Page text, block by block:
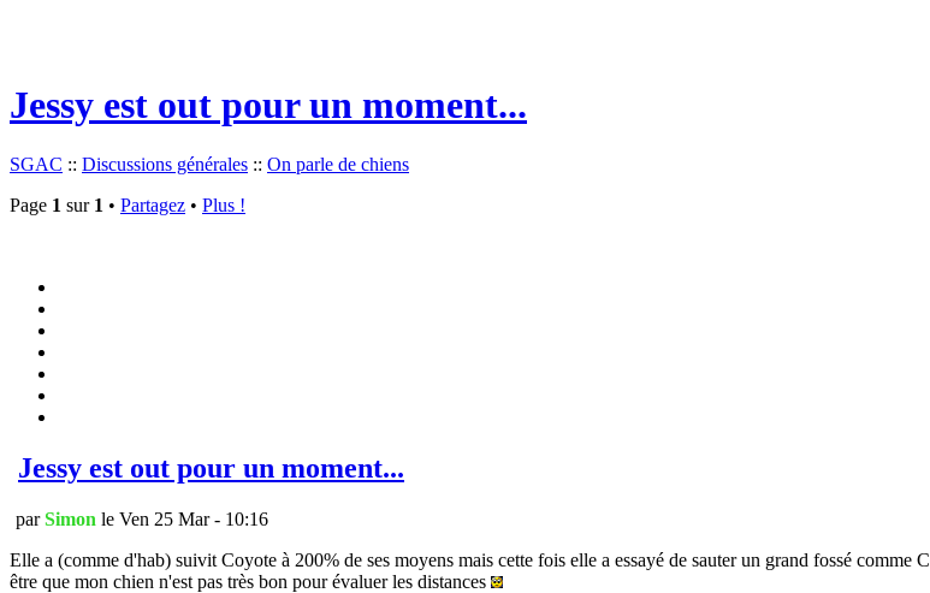
Jessy est out pour un moment...
SGAC :: Discussions générales :: On parle de chiens
Page 1 sur 1 • Partagez • Plus !
Jessy est out pour un moment...
parSimon le Ven 25 Mar - 10:16
Elle a (comme d'hab) suivit Coyote à 200% de ses moyens mais cette fois elle a essayé de sauter un grand fossé
être que mon chien n'est pas très bon pour évaluer les distances